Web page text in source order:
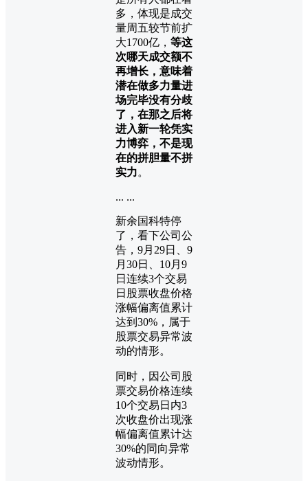
多，体现是成交
量周五较节前扩
大1700亿， 等这
次哪天成交额不
再增长，意味着
潜在做多力量进
场完毕没有分歧
了，在那之后将
进入新一轮凭实
力博弈，不是现
在的拼胆量不拼
实力。
... ...
新余国科特停
了，看下公司公
告，9月29日、9
月30日、10月9
日连续3个交易
日股票收盘价格
涨幅偏离值累计
达到30%，属于
股票交易异常波
动的情形。
同时，因公司股
票交易价格连续
10个交易日内3
次收盘价出现涨
幅偏离值累计达
30%的同向异常
波动情形。